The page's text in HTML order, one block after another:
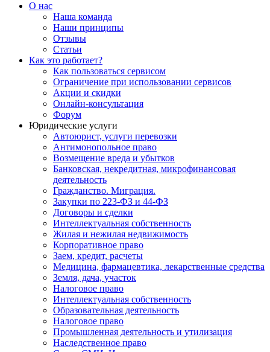
О нас
Наша команда
Наши принципы
Отзывы
Статьи
Как это работает?
Как пользоваться сервисом
Ограничение при использовании сервисов
Акции и скидки
Онлайн-консультация
Форум
Юридические услуги
Автоюрист, услуги перевозки
Антимонопольное право
Возмещение вреда и убытков
Банковская, некредитная, микрофинансовая
деятельность
Гражданство. Миграция.
Закупки по 223-ФЗ и 44-ФЗ
Договоры и сделки
Интеллектуальная собственность
Жилая и нежилая недвижимость
Корпоративное право
Заем, кредит, расчеты
Медицина, фармацевтика, лекарственные средства
Земля, дача, участок
Налоговое право
Интеллектуальная собственность
Образовательная деятельность
Налоговое право
Промышленная деятельность и утилизация
Наследственное право